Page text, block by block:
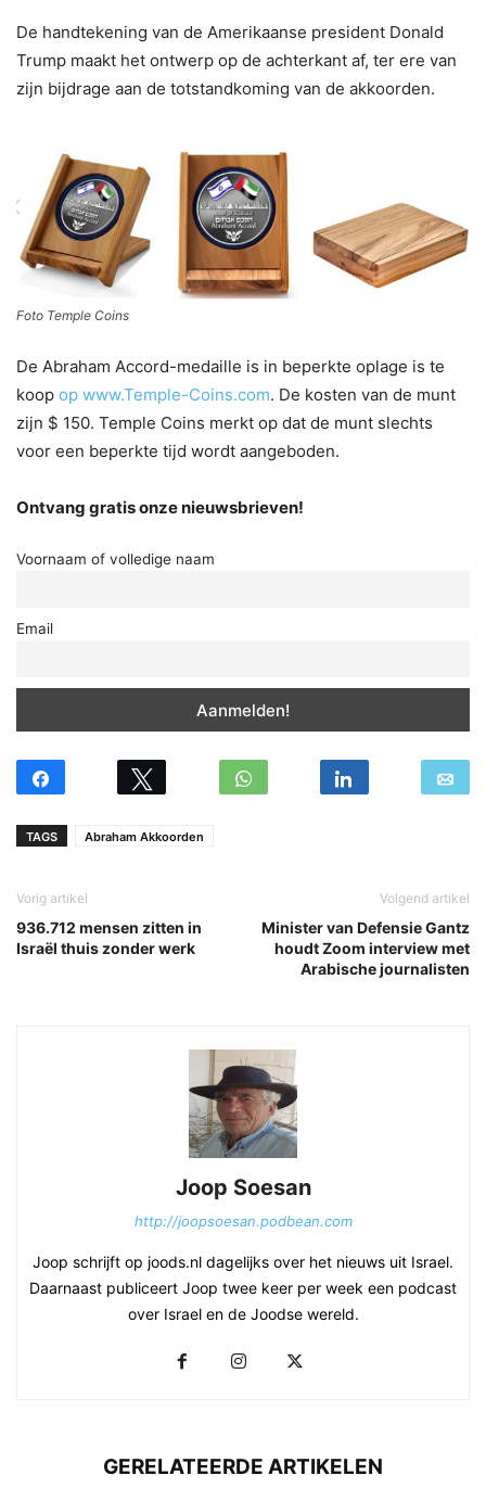
De handtekening van de Amerikaanse president Donald
Trump maakt het ontwerp op de achterkant af, ter ere van
zijn bijdrage aan de totstandkoming van de akkoorden.
Foto Temple Coins
De Abraham Accord-medaille is in beperkte oplage is te
koop op www.Temple-Coins.com. De kosten van de munt
zijn $ 150. Temple Coins merkt op dat de munt slechts
voor een beperkte tijd wordt aangeboden.
Ontvang gratis onze nieuwsbrieven!
Voornaam of volledige naam
Email
TAGS Abraham Akkoorden
Vorig artikel
936.712 mensen zitten in
Israël thuis zonder werk
Volgend artikel
Minister van Defensie Gantz
houdt Zoom interview met
Arabische journalisten
Joop Soesan
http://joopsoesan.podbean.com
Joop schrijft op joods.nl dagelijks over het nieuws uit Israel.
Daarnaast publiceert Joop twee keer per week een podcast
over Israel en de Joodse wereld.
GERELATEERDE ARTIKELEN